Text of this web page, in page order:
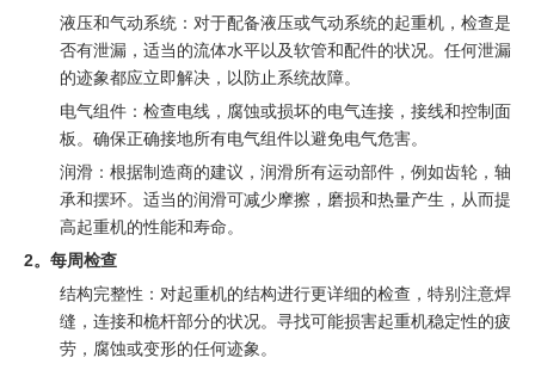
液压和气动系统：对于配备液压或气动系统的起重机，检查是
否有泄漏，适当的流体水平以及软管和配件的状况。任何泄漏
的迹象都应立即解决，以防止系统故障。
电气组件：检查电线，腐蚀或损坏的电气连接，接线和控制面
板。确保正确接地所有电气组件以避免电气危害。
润滑：根据制造商的建议，润滑所有运动部件，例如齿轮，轴
承和摆环。适当的润滑可减少摩擦，磨损和热量产生，从而提
高起重机的性能和寿命。
2。每周检查
结构完整性：对起重机的结构进行更详细的检查，特别注意焊
缝，连接和桅杆部分的状况。寻找可能损害起重机稳定性的疲
劳，腐蚀或变形的任何迹象。